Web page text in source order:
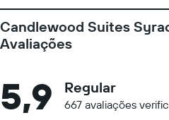
Candlewood Suites
Avaliações
5,9 Regular
667 avaliações